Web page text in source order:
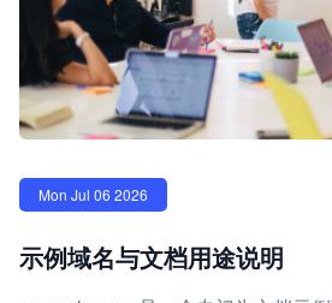
Mon Jul 06 2026
示例域名与文档用途说明